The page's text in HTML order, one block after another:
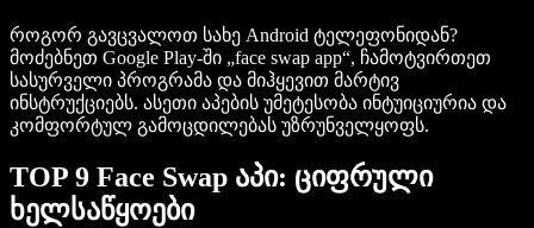
როგორ გავცვალოთ სახე Android ტელეფონიდან?
მოძებნეთ Google Play-ში „face swap app“, ჩამოტვირთეთ
სასურველი პროგრამა და მიჰყევით მარტივ
ინსტრუქციებს. ასეთი აპების უმეტესობა ინტუიციურია და
კომფორტულ გამოცდილებას უზრუნველყოფს.
TOP 9 Face Swap აპი: ციფრული
ხელსაწყოები